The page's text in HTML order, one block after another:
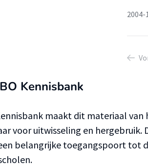
2004-
Kennisbank
maakt dit materiaal
voor uitwisseling en hergebruik.
belangrijke toegangspoort tot